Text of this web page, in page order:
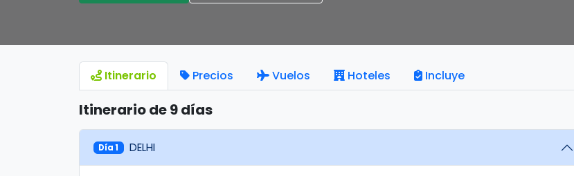
Itinerario Precios Vuelos Hoteles Incluye
Itinerario de 9 días
Día 1 DELHI